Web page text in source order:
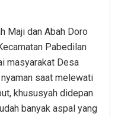
Maji dan Abah Doro
Pabedilan
masyarakat Desa
saat melewati
khususyah didepan
banyak aspal yang